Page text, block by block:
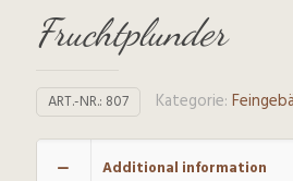
Fruchtplunder
ART.-NR.: 807 Kategorie:
Additional information